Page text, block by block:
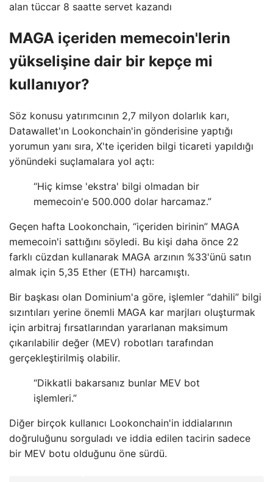
alan tüccar 8 saatte servet kazandı
MAGA içeriden memecoin'lerin
yükselişine dair bir kepçe mi
kullanıyor?
Söz konusu yatırımcının 2,7 milyon dolarlık karı,
Datawallet'ın Lookonchain'in gönderisine yaptığı
yorumun yanı sıra, X'te içeriden bilgi ticareti yapıldığı
yönündeki suçlamalara yol açtı:
“Hiç kimse 'ekstra' bilgi olmadan bir
memecoin'e 500.000 dolar harcamaz.”
Geçen hafta Lookonchain, “içeriden birinin” MAGA
memecoin'i sattığını söyledi. Bu kişi daha önce 22
farklı cüzdan kullanarak MAGA arzının %33'ünü satın
almak için 5,35 Ether (ETH) harcamıştı.
Bir başkası olan Dominium'a göre, işlemler “dahili” bilgi
sızıntıları yerine önemli MAGA kar marjları oluşturmak
için arbitraj fırsatlarından yararlanan maksimum
çıkarılabilir değer (MEV) robotları tarafından
gerçekleştirilmiş olabilir.
“Dikkatli bakarsanız bunlar MEV bot
işlemleri.”
Diğer birçok kullanıcı Lookonchain'in iddialarının
doğruluğunu sorguladı ve iddia edilen tacirin sadece
bir MEV botu olduğunu öne sürdü.